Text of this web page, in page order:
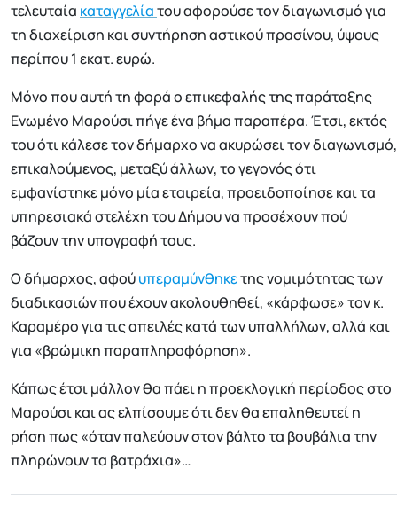
τελευταία καταγγελίατου αφορούσε τον διαγωνισμό για
τη διαχείριση και συντήρηση αστικού πρασίνου, ύψους
περίπου 1 εκατ. ευρώ.
Μόνο που αυτή τη φορά ο επικεφαλής της παράταξης
Ενωμένο Μαρούσι πήγε ένα βήμα παραπέρα. Έτσι, εκτός
του ότι κάλεσε τον δήμαρχο να ακυρώσει τον διαγωνισμό,
επικαλούμενος, μεταξύ άλλων, το γεγονός ότι
εμφανίστηκε μόνο μία εταιρεία, προειδοποίησε και τα
υπηρεσιακά στελέχη του Δήμου να προσέχουν πού
βάζουν την υπογραφή τους.
Ο δήμαρχος, αφούυπεραμύνθηκετης νομιμότητας των
διαδικασιών που έχουν ακολουθηθεί, «κάρφωσε» τον κ.
Καραμέρο για τις απειλές κατά των υπαλλήλων, αλλά και
για «βρώμικη παραπληροφόρηση».
Κάπως έτσι μάλλον θα πάει η προεκλογική περίοδος στο
Μαρούσι και ας ελπίσουμε ότι δεν θα επαληθευτεί η
ρήση πως «όταν παλεύουν στον βάλτο τα βουβάλια την
πληρώνουν τα βατράχια»…